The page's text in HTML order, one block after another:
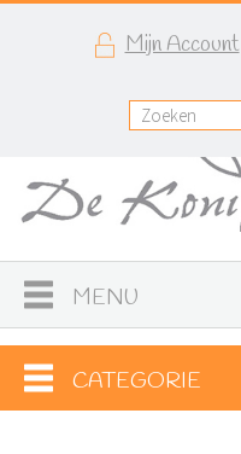
Mijn Account
MENU
CATEGORIE